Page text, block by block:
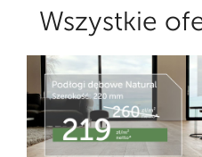
Wszystkie